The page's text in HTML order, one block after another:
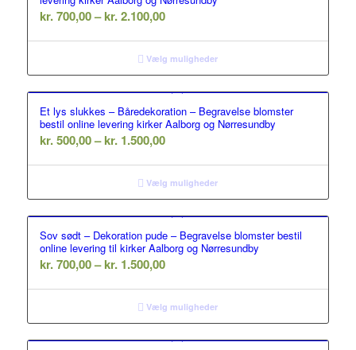
kr.700,00– kr.2.100,00Prisinterval:
til
kr. 2.100,00
Vælg muligheder
Et lys slukkes – Båredekoration – Begravelse blomster
bestil online levering kirker Aalborg og Nørresundby
kr.500,00– kr.1.500,00Prisinterval:
til
kr. 1.500,00
Vælg muligheder
Sov sødt – Dekoration pude – Begravelse blomster bestil
online levering til kirker Aalborg og Nørresundby
kr.700,00– kr.1.500,00Prisinterval:
til
kr. 1.500,00
Vælg muligheder